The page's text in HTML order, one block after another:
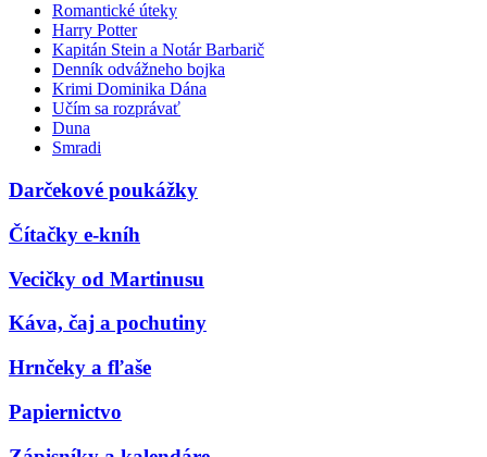
Romantické úteky
Harry Potter
Kapitán Stein a Notár Barbarič
Denník odvážneho bojka
Krimi Dominika Dána
Učím sa rozprávať
Duna
Smradi
Darčekové poukážky
Čítačky e-kníh
Vecičky od Martinusu
Káva, čaj a pochutiny
Hrnčeky a fľaše
Papiernictvo